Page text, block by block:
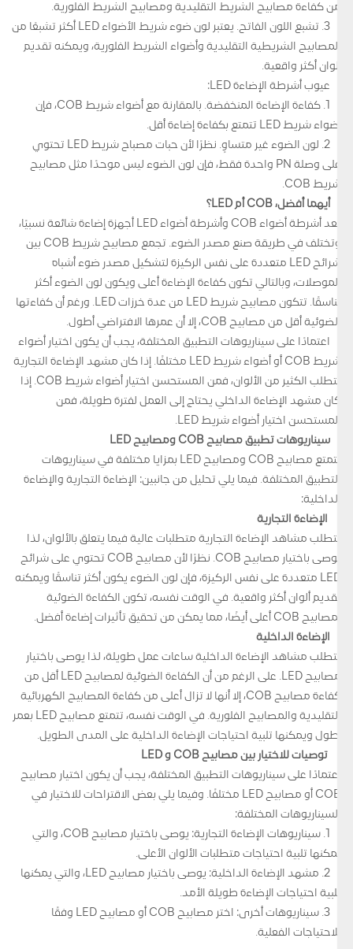
من كفاءة مصابيح الشريط التقليدية ومصابيح الشريط الفلورية.
3. تشبع اللون الفاتح. يعتبر لون ضوء شريط الأضواء LED أكثر تشبعًا من
المصابيح الشريطية التقليدية وأضواء الشريط الفلورية، ويمكنه تقديم
ألوان أكثر واقعية.
عيوب أشرطة الإضاءة LED:
1. كفاءة الإضاءة المنخفضة. بالمقارنة مع أضواء شريط COB، فإن
أضواء شريط LED تتمتع بكفاءة إضاءة أقل.
2. لون الضوء غير متساوٍ. نظرًا لأن حبات مصباح شريط LED تحتوي
على وصلة PN واحدة فقط، فإن لون الضوء ليس موحدًا مثل مصابيح
شريط COB.
أيهما أفضل، COB أم LED؟
تُعد أشرطة أضواء COB وأشرطة أضواء LED أجهزة إضاءة شائعة نسبيًا،
وتختلف في طريقة صنع مصدر الضوء. تجمع مصابيح شريط COB بين
شرائح LED متعددة على نفس الركيزة لتشكيل مصدر ضوء أشباه
الموصلات، وبالتالي تكون كفاءة الإضاءة أعلى ويكون لون الضوء أكثر
تناسقًا. تتكون مصابيح شريط LED من عدة خرزات LED. ورغم أن كفاءتها
الضوئية أقل من مصابيح COB، إلا أن عمرها الافتراضي أطول.
اعتمادًا على سيناريوهات التطبيق المختلفة، يجب أن يكون اختيار أضواء
شريط COB أو أضواء شريط LED مختلفًا. إذا كان مشهد الإضاءة التجارية
يتطلب الكثير من الألوان، فمن المستحسن اختيار أضواء شريط COB. إذا
كان مشهد الإضاءة الداخلي يحتاج إلى العمل لفترة طويلة، فمن
المستحسن اختيار أضواء شريط LED.
سيناريوهات تطبيق مصابيح COB ومصابيح LED
تتمتع مصابيح COB ومصابيح LED بمزايا مختلفة في سيناريوهات
التطبيق المختلفة. فيما يلي تحليل من جانبين: الإضاءة التجارية والإضاءة
الداخلية:
الإضاءة التجارية
تتطلب مشاهد الإضاءة التجارية متطلبات عالية فيما يتعلق بالألوان، لذا
يوصى باختيار مصابيح COB. نظرًا لأن مصابيح COB تحتوي على شرائح
LED متعددة على نفس الركيزة، فإن لون الضوء يكون أكثر تناسقًا ويمكنه
تقديم ألوان أكثر واقعية. في الوقت نفسه، تكون الكفاءة الضوئية
لمصابيح COB أعلى أيضًا، مما يمكن من تحقيق تأثيرات إضاءة أفضل.
الإضاءة الداخلية
تتطلب مشاهد الإضاءة الداخلية ساعات عمل طويلة، لذا يوصى باختيار
مصابيح LED. على الرغم من أن الكفاءة الضوئية لمصابيح LED أقل من
كفاءة مصابيح COB، إلا أنها لا تزال أعلى من كفاءة المصابيح الكهربائية
التقليدية والمصابيح الفلورية. في الوقت نفسه، تتمتع مصابيح LED بعمر
أطول ويمكنها تلبية احتياجات الإضاءة الداخلية على المدى الطويل.
توصيات للاختيار بين مصابيح COB و LED
اعتمادًا على سيناريوهات التطبيق المختلفة، يجب أن يكون اختيار مصابيح
COB أو مصابيح LED مختلفًا. وفيما يلي بعض الاقتراحات للاختيار في
السيناريوهات المختلفة:
1. سيناريوهات الإضاءة التجارية: يوصى باختيار مصابيح COB، والتي
يمكنها تلبية احتياجات متطلبات الألوان الأعلى.
2. مشهد الإضاءة الداخلية: يوصى باختيار مصابيح LED، والتي يمكنها
تلبية احتياجات الإضاءة طويلة الأمد.
3. سيناريوهات أخرى: اختر مصابيح COB أو مصابيح LED وفقًا
للاحتياجات الفعلية.